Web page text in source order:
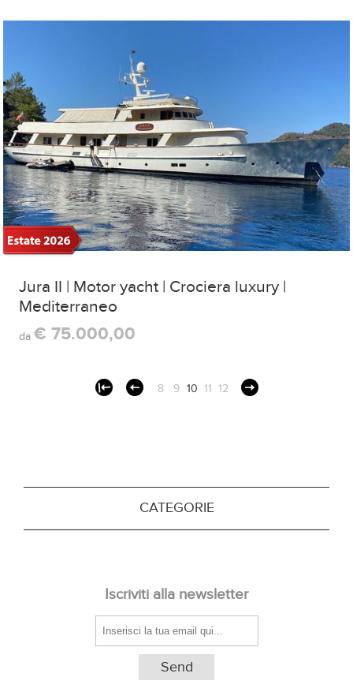
Jura II | Motor yacht | Crociera luxury |
Mediterraneo
da€ 75.000,00
8 9 10 11 12
CATEGORIE
Iscriviti alla newsletter